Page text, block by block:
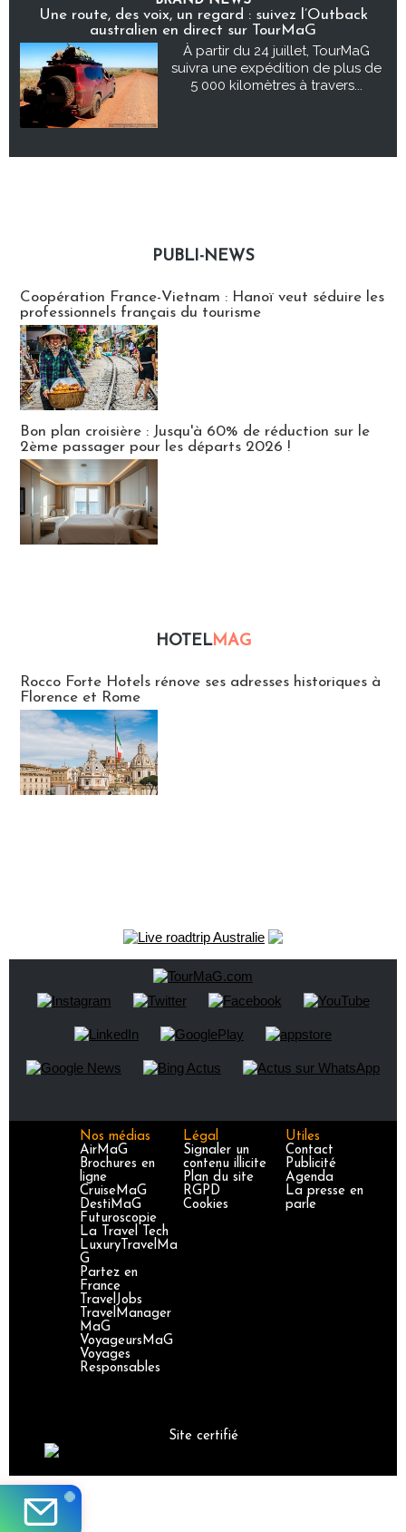
Une route, des voix, un regard : suivez l’Outback
australien en direct sur TourMaG
À partir du 24 juillet, TourMaG
suivra une expédition de plus de
5 000 kilomètres à travers...
PUBLI-NEWS
Coopération France-Vietnam : Hanoï veut séduire les
professionnels français du tourisme
Bon plan croisière : Jusqu'à 60% de réduction sur le
2ème passager pour les départs 2026 !
HOTELMAG
Rocco Forte Hotels rénove ses adresses historiques à
Florence et Rome
Nos médias
AirMaG
Brochures en
ligne
CruiseMaG
DestiMaG
Futuroscopie
La Travel Tech
LuxuryTravelMa
G
Partez en
France
TravelJobs
TravelManager
MaG
VoyageursMaG
Voyages
Responsables
Légal
Signaler un
contenu illicite
Plan du site
RGPD
Cookies
Utiles
Contact
Publicité
Agenda
La presse en
parle
Site certifié